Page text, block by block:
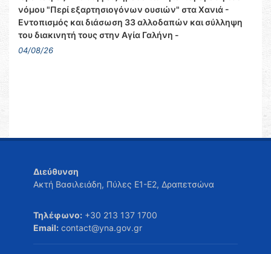
νόμου "Περί εξαρτησιογόνων ουσιών" στα Χανιά -
Εντοπισμός και διάσωση 33 αλλοδαπών και σύλληψη
του διακινητή τους στην Αγία Γαλήνη -
04/08/26
Διεύθυνση
Ακτή Βασιλειάδη, Πύλες Ε1-Ε2, Δραπετσώνα
Τηλέφωνο: +30 213 137 1700
Email: contact@yna.gov.gr